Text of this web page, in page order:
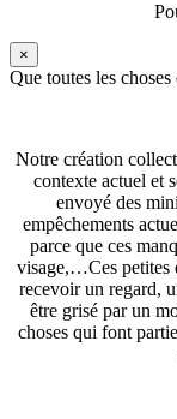
×
Que toutes les
Notre création
contexte actuel et
envoyé des
empêchements
parce que ces
visage,…Ces petites
recevoir un regard,
être grisé par un
choses qui font